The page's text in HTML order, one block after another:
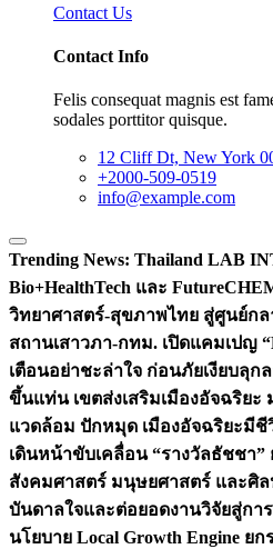
Contact Us
Contact Info
Felis consequat magnis est
sodales porttitor quisque.
12 Cliff Dt, New York
+2000-509-0519
info@example.com
Trending News: Thailand LAB
Bio+HealthTech และ
วิทยาศาสตร์-สุขภาพไทย สู่ศูนย์กล
สถานเสาวภา-กทม. เปิดแคมเปญ
เตือนอย่าชะล่าใจ ก่อนภัยเงียบลุก
ขึ้นแท่น เขตส่งเสริมเมืองอัจฉริยะ
แวดล้อม ปักหมุด เมืองอัจฉริยะมีชี
เดินหน้าขับเคลื่อน “รางวัลธัชชา
สังคมศาสตร์ มนุษยศาสตร์ และศิล
บันดาลใจและต่อยอดงานวิจัยสู่กา
นโยบาย Local Growth Engine ย